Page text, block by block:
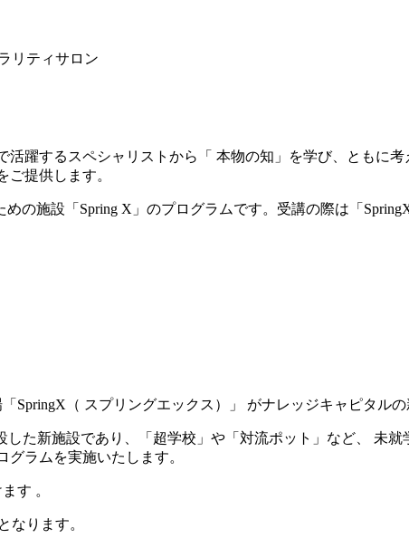
リティサロン
躍するスペシャリストから「 本物の知」を学び、ともに
提供します。
の施設「Spring X」のプログラムです。受講の際は「
SpringX（ スプリングエックス）」 がナレッジキャピタル
した新施設であり、「超学校」や「対流ポット」など、 未
ラムを実施いたします。
す 。
なります。